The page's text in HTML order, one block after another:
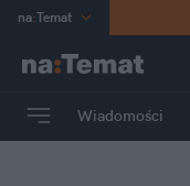
na:Temat
Poland
mama Wiadomości